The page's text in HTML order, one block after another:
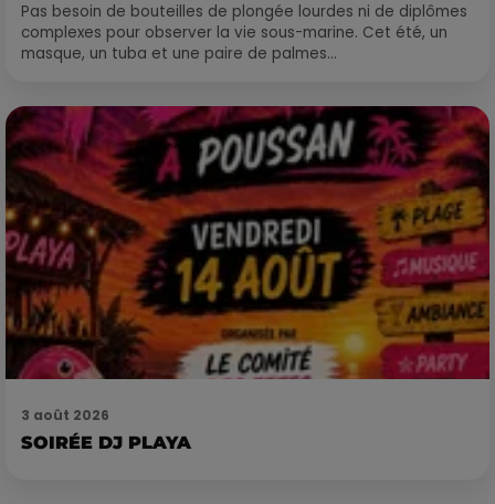
Pas besoin de bouteilles de plongée lourdes ni de diplômes
complexes pour observer la vie sous-marine. Cet été, un
masque, un tuba et une paire de palmes...
3 août 2026
SOIRÉE DJ PLAYA